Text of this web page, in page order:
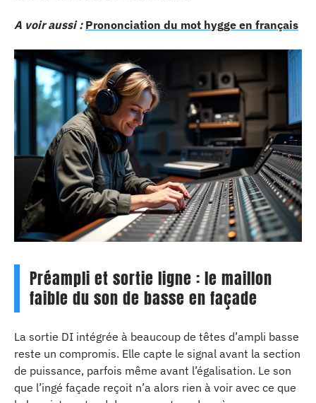
A voir aussi : Prononciation du mot hygge en français
Préampli et sortie ligne : le maillon
faible du son de basse en façade
La sortie DI intégrée à beaucoup de têtes d’ampli basse
reste un compromis. Elle capte le signal avant la section
de puissance, parfois même avant l’égalisation. Le son
que l’ingé façade reçoit n’a alors rien à voir avec ce que